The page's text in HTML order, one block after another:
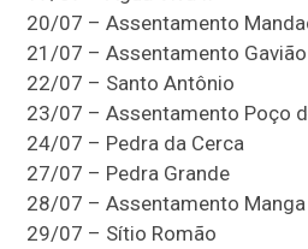
20/07 – Assentamento
21/07 – Assentamento Gavião
22/07 – Santo Antônio
23/07 – Assentamento Poço
24/07 – Pedra da Cerca
27/07 – Pedra Grande
28/07 – Assentamento Manga
29/07 – Sítio Romão